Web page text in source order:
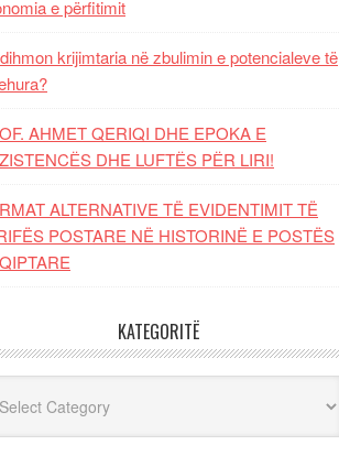
e përfitimit
krijimtaria në zbulimin e potencialeve të
AHMET QERIQI DHE EPOKA E
DHE LUFTЁS PЁR LIRI!
ALTERNATIVE TË EVIDENTIMIT TË
POSTARE NË HISTORINË E POSTËS
KATEGORITË